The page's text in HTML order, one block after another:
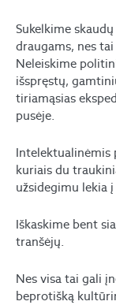
Sukelkime
draugams, nes
Neleiskime
išspręstų,
tiriamąsias
pusėje.
Intelektualinėmis
kuriais du
užsidegimu lekia
Iškaskime bent
tranšėjų.
Nes visa tai gali
beprotišką